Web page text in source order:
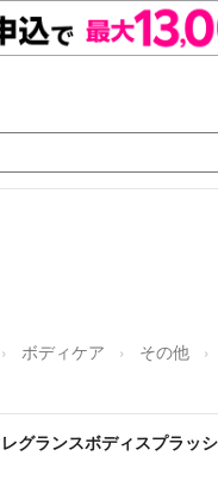
ボディケア その他
グランスボディスプラッ